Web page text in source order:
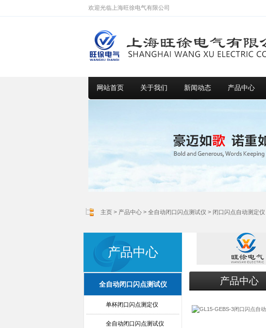
欢迎光临上海旺徐电气有限公司
网站首页 关于我们 新闻动态 产品中心
主页 > 产品中心 > 全自动闭口闪点测试仪 > 闭口闪点自动测定仪
产品中心
全自动闭口闪点测试仪
单杯闭口闪点测定仪
全自动闭口闪点测试仪
产品中心